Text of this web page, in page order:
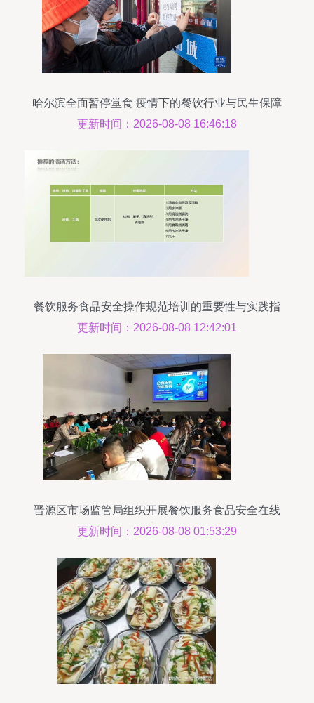
哈尔滨全面暂停堂食 疫情下的餐饮行业与民生保障
更新时间：2026-08-08 16:46:18
餐饮服务食品安全操作规范培训的重要性与实践指
南
更新时间：2026-08-08 12:42:01
晋源区市场监管局组织开展餐饮服务食品安全在线
培训
更新时间：2026-08-08 01:53:29